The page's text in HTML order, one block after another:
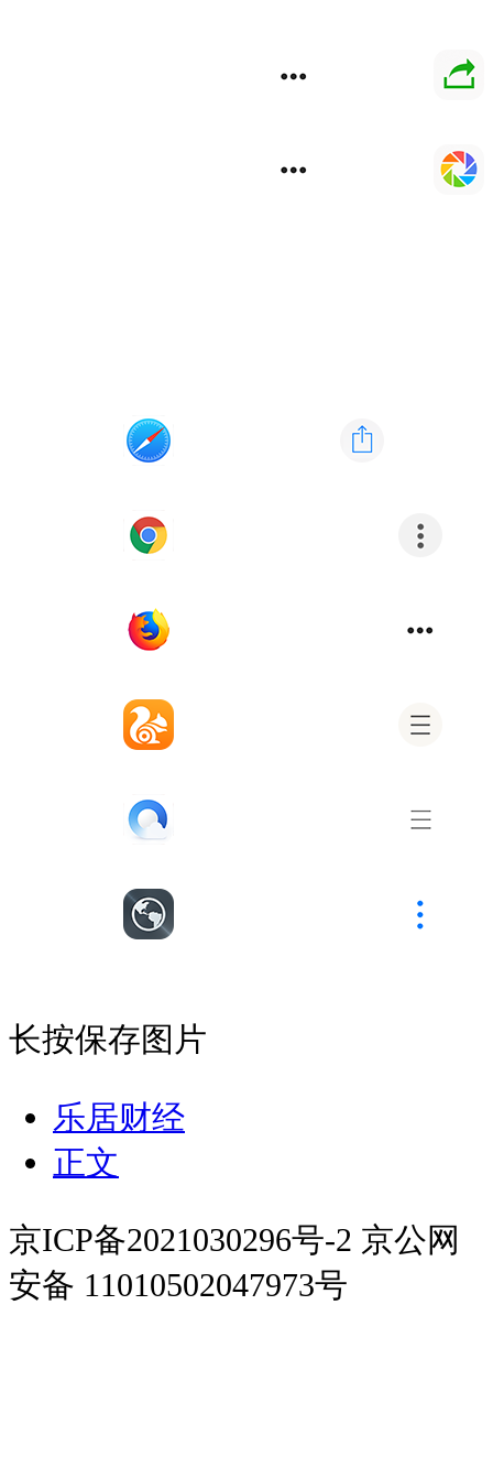
长按保存图片
乐居财经
正文
京ICP备2021030296号-2 京公网
安备 11010502047973号